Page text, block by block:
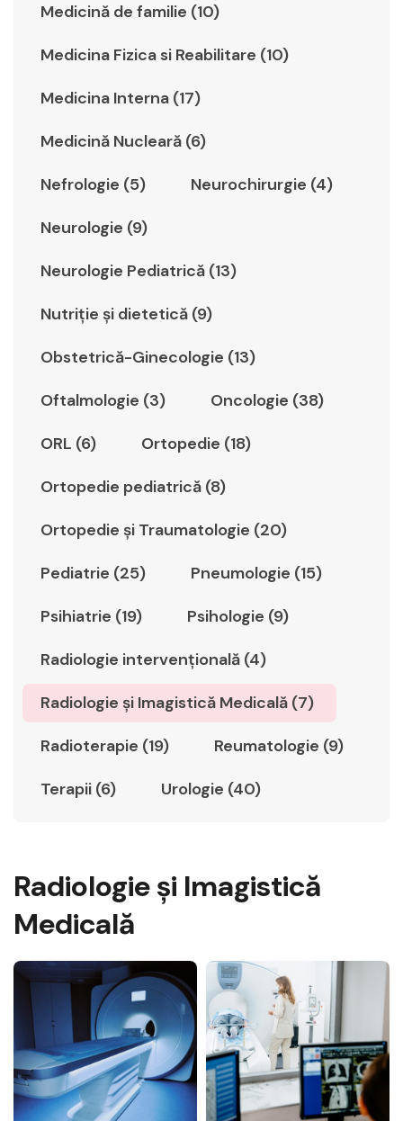
Medicină de familie (10)
Medicina Fizica si Reabilitare (10)
Medicina Interna (17)
Medicină Nucleară (6)
Nefrologie (5)
Neurochirurgie (4)
Neurologie (9)
Neurologie Pediatrică (13)
Nutriție și dietetică (9)
Obstetrică-Ginecologie (13)
Oftalmologie (3)
Oncologie (38)
ORL (6)
Ortopedie (18)
Ortopedie pediatrică (8)
Ortopedie şi Traumatologie (20)
Pediatrie (25)
Pneumologie (15)
Psihiatrie (19)
Psihologie (9)
Radiologie intervențională (4)
Radiologie şi Imagistică Medicală (7)
Radioterapie (19)
Reumatologie (9)
Terapii (6)
Urologie (40)
Radiologie şi Imagistică
Medicală